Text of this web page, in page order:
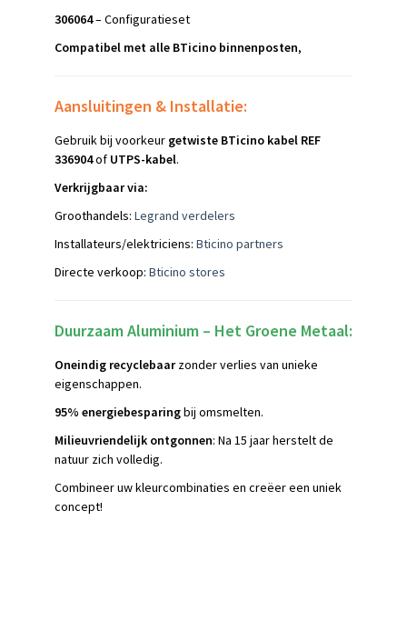
306064– Configuratieset
Compatibel met alle BTicino binnenposten,
Aansluitingen & Installatie:
Gebruik bij voorkeur getwiste BTicino kabel REF
336904of UTPS-kabel.
Verkrijgbaar via:
Groothandels: Legrand verdelers
Installateurs/elektriciens: Bticino partners
Directe verkoop: Bticino stores
Duurzaam Aluminium – Het Groene Metaal:
Oneindig recyclebaarzonder verlies van unieke
eigenschappen.
95% energiebesparingbij omsmelten.
Milieuvriendelijk ontgonnen: Na 15 jaar herstelt de
natuur zich volledig.
Combineer uw kleurcombinaties en creëer een uniek
concept!